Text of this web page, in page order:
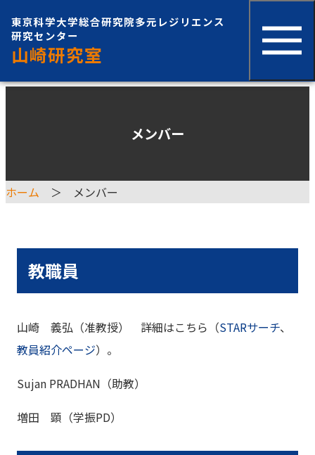
東京科学大学総合研究院多元レジリエンス
研究センター
山崎研究室
学生の受け入れ
メンバー
ホーム メンバー
教職員
山崎 義弘（准教授） 詳細はこちら（STARサーチ、
教員紹介ページ）。
Sujan PRADHAN（助教）
増田 顕（学振PD）